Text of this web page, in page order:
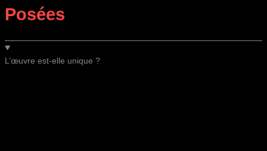
Posées
L’œuvre est-elle unique ?